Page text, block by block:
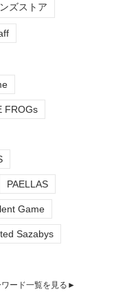
ズストア
FROGs
PAELLAS
Game
Sazabys
ワード一覧を見る►